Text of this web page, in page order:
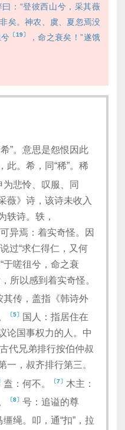
：“登彼西山兮，采其薇
矣。神农、虞、夏忽焉没
〔19〕
，命之衰矣！”遂饿
”。意思是怨恨因此
此。希，同“稀”。稀
悲怜、叹服、同
薇》诗，该诗未收入
轶诗。轶，
可异焉：着实奇怪。因
过“求仁得仁，又何
于嗟徂兮，命之衰
所以感到着实奇怪。
其传，盖指《韩诗外
〔5〕
国人：指居住在
论国事权力的人。中
代兄弟排行按伯仲叔
一，叔齐排行第三。
盍：何不。 〔7〕 木主：
〔8〕 号：追谥的尊
绳。叩，通“扣”，拉